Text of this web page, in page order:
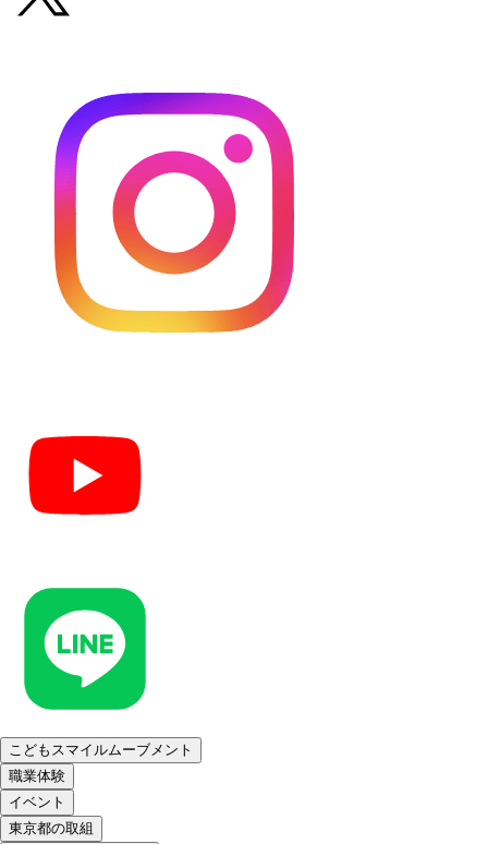
こどもスマイルムーブメント
職業体験
イベント
東京都の取組